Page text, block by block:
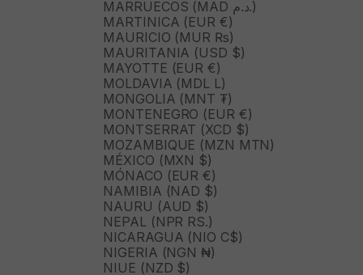
MARRUECOS (MAD د.م.)
MARTINICA (EUR €)
MAURICIO (MUR ₨)
MAURITANIA (USD $)
MAYOTTE (EUR €)
MOLDAVIA (MDL L)
MONGOLIA (MNT ₮)
MONTENEGRO (EUR €)
MONTSERRAT (XCD $)
MOZAMBIQUE (MZN MTN)
MÉXICO (MXN $)
MÓNACO (EUR €)
NAMIBIA (NAD $)
NAURU (AUD $)
NEPAL (NPR RS.)
NICARAGUA (NIO C$)
NIGERIA (NGN ₦)
NIUE (NZD $)